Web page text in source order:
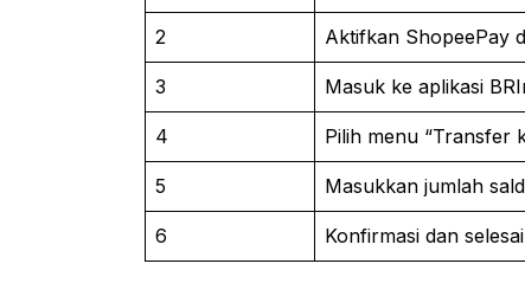
2 Aktifkan ShopeePay
3 Masuk ke aplikasi
4 Pilih menu “Transfer
5 Masukkan jumlah
6 Konfirmasi dan